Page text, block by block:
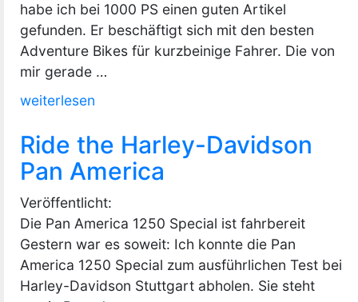
di
Garda“
habe ich bei 1000 PS einen guten Artikel
gefunden. Er beschäftigt sich mit den besten
Adventure Bikes für kurzbeinige Fahrer. Die von
mir gerade …
„Die
Reiseenduros
für
kurze
Beine“
weiterlesen
Ride the Harley-Davidson
Pan America
Veröffentlicht:
Die Pan America 1250 Special ist fahrbereit
Gestern war es soweit: Ich konnte die Pan
America 1250 Special zum ausführlichen Test bei
Harley-Davidson Stuttgart abholen. Sie steht